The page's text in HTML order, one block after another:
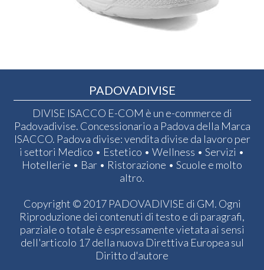
PADOVADIVISE
DIVISE ISACCO E-COM è un e-commerce di
Padovadivise. Concessionario a Padova della Marca
ISACCO. Padova divise: vendita divise da lavoro per
i settori Medico • Estetico • Wellness • Servizi •
Hotellerie • Bar • Ristorazione • Scuole e molto
altro.
Copyright © 2017 PADOVADIVISE di GM. Ogni
Riproduzione dei contenuti di testo e di paragrafi,
parziale o totale è espressamente vietata ai sensi
dell'articolo 17 della nuova Direttiva Europea sul
Diritto d'autore